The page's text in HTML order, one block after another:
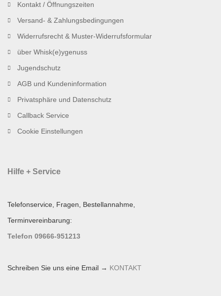
Kontakt / Öffnungszeiten
Versand- & Zahlungsbedingungen
Widerrufsrecht & Muster-Widerrufsformular
über Whisk(e)ygenuss
Jugendschutz
AGB und Kundeninformation
Privatsphäre und Datenschutz
Callback Service
Cookie Einstellungen
Hilfe + Service
Telefonservice, Fragen, Bestellannahme,
Terminvereinbarung:
Telefon 09666-951213
Schreiben Sie uns eine Email → KONTAKT